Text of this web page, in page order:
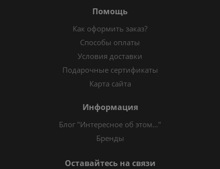
Помощь
Как оформить заказ?
Способы оплаты
Условия доставки
Подарочные сертификаты
Карта сайта
Информация
Блог "Интересное об этом..."
Бренды
Оставайтесь на связи